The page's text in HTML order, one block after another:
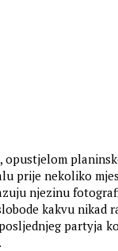
prije nekoliko
njezinu
kakvu nikad
partyja